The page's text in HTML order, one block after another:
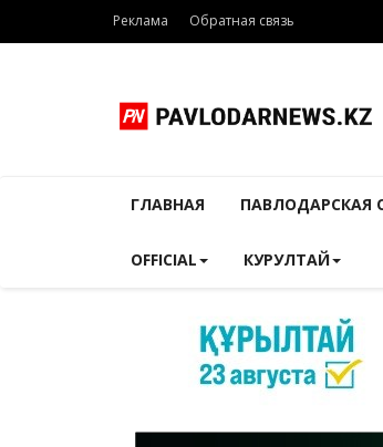
Реклама Обратная связь
ГЛАВНАЯ ПАВЛОДАРСКАЯ
OFFICIAL КУРУЛТАЙ